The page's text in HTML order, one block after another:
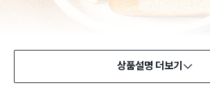
상품설명 더보기